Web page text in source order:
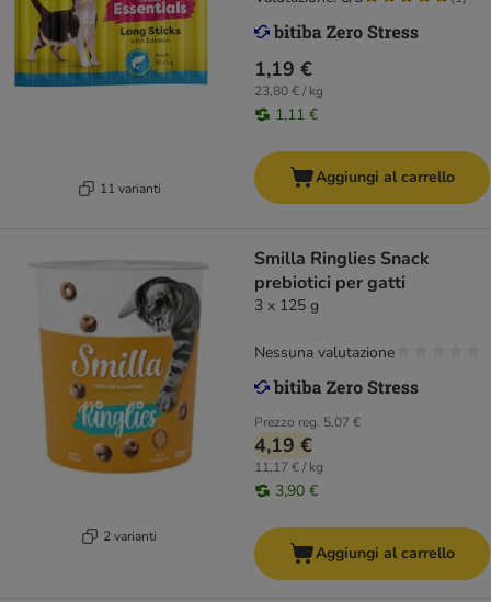
11 varianti
1,19 €
23,80 € / kg
1,11 €
Aggiungi al carrello
2 varianti
Smilla Ringlies Snack
prebiotici per gatti
3 x 125 g
Prezzo reg. 5,07 €
4,19 €
11,17 € / kg
3,90 €
Nessuna valutazione
Aggiungi al carrello